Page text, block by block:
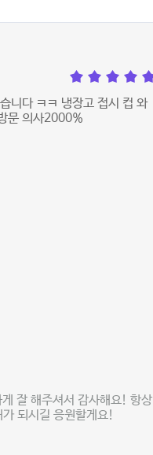
니다 ㅋㅋ 냉장고 접시 컵 와
문 의사2000%
잘 해주셔서 감사해요! 항상
되시길 응원할게요!